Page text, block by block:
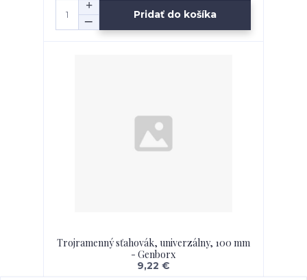
Pridať do košíka
Trojramenný sťahovák, univerzálny, 100 mm
- Genborx
9,22 €